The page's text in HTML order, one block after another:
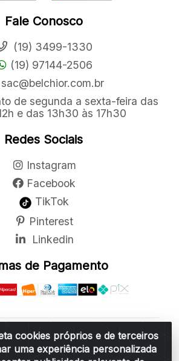
cookies próprios e de terceiros
uma experiência personalizada
Fale Conosco
(19) 3499-1330
(19) 97144-2506
sac@belchior.com.br
de segunda a sexta-feira das
e das 13h30 às 17h30
Redes Sociais
Instagram
Facebook
TikTok
Pinterest
Linkedin
de Pagamento
e Acessórios LTDA - R: Rua
Leopoldino Alves, 876 - Santa